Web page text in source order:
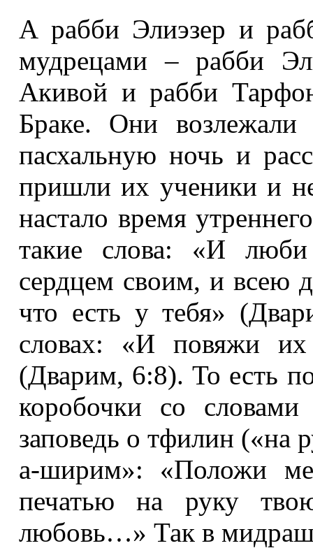
А рабби Элиэзер и
мудрецами – рабби
Акивой и рабби
Браке. Они
пасхальную ночь и
пришли их ученики и
настало время
такие слова: «И
сердцем своим, и
что есть у тебя»
словах: «И повяжи
(Дварим, 6:8). То есть
коробочки со
заповедь о тфилин
а-ширим»: «Положи
печатью на руку
любовь…» Так в